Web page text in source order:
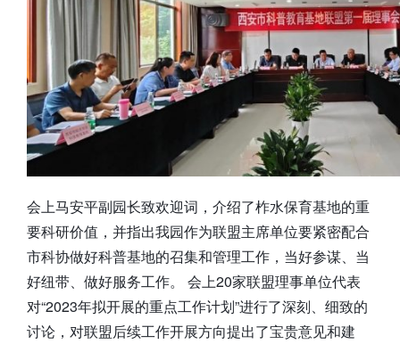
会上马安平副园长致欢迎词，介绍了柞水保育基地的重
要科研价值，并指出我园作为联盟主席单位要紧密配合
市科协做好科普基地的召集和管理工作，当好参谋、当
好纽带、做好服务工作。 会上20家联盟理事单位代表
对“2023年拟开展的重点工作计划”进行了深刻、细致的
讨论，对联盟后续工作开展方向提出了宝贵意见和建